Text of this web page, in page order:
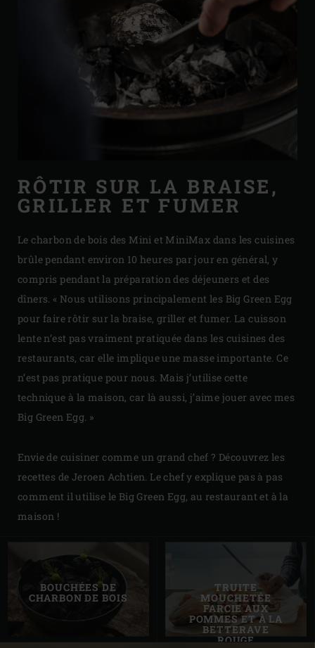
RÔTIR SUR LA BRAISE,
GRILLER ET FUMER
Le charbon de bois des Mini et MiniMax dans les cuisines
brûle pendant environ 10 heures par jour en général, y
compris pendant la préparation des déjeuners et des
dîners. « Nous utilisons principalement les Big Green Egg
pour faire rôtir sur la braise, griller et fumer. La cuisson
lente n’est pas vraiment pratiquée dans les cuisines des
restaurants, car elle implique une masse importante. Ce
n’est pas pratique pour nous. Mais j’utilise cette
technique à la maison, car là aussi, j’aime jouer avec mes
Big Green Egg. »
Envie de cuisiner comme un grand chef ? Découvrez les
recettes de Jeroen Achtien. Le chef y explique pas à pas
comment il utilise le Big Green Egg, au restaurant et à la
maison !
BOUCHÉES DE
CHARBON DE BOIS
TRUITE
MOUCHETÉE
FARCIE AUX
POMMES ET À LA
BETTERAVE
ROUGE